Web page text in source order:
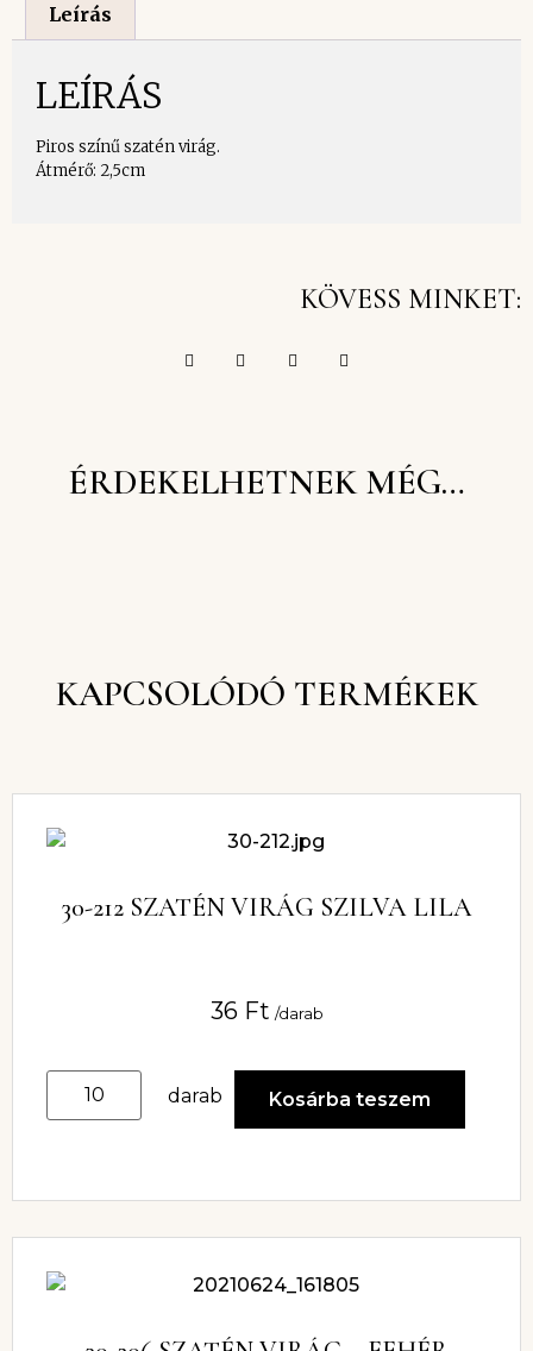
Leírás
LEÍRÁS
Piros színű szatén virág.
Átmérő: 2,5cm
KÖVESS MINKET:
ÉRDEKELHETNEK MÉG…
KAPCSOLÓDÓ TERMÉKEK
30-212 SZATÉN VIRÁG SZILVA LILA
36 Ft /darab
darab Kosárba teszem